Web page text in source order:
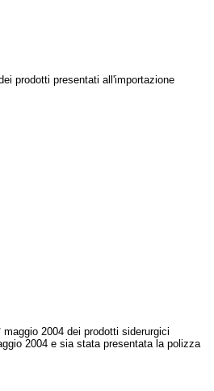
prodotti presentati all'importazione
2004 dei prodotti siderurgici
2004 e sia stata presentata la polizza